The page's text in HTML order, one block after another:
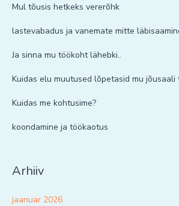
Mul tõusis hetkeks vererõhk
lastevabadus ja vanemate mitte
Ja sinna mu töökoht lähebki..
Kuidas elu muutused lõpetasid mu jõusaali
Kuidas me kohtusime?
koondamine ja töökaotus
Arhiiv
jaanuar 2026